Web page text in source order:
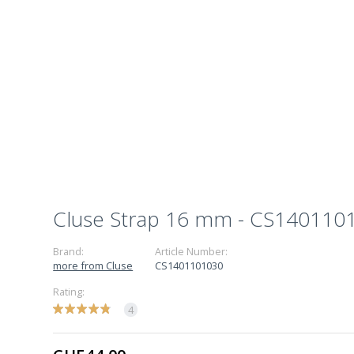
Cluse Strap 16 mm -
Brand:
more from Cluse
Article Number:
CS1401101030
Rating:
4